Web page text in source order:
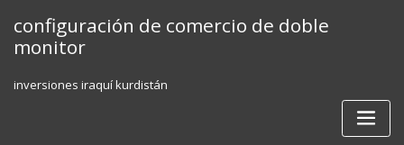
content
configuración de comercio de doble
monitor
inversiones iraquí kurdistán